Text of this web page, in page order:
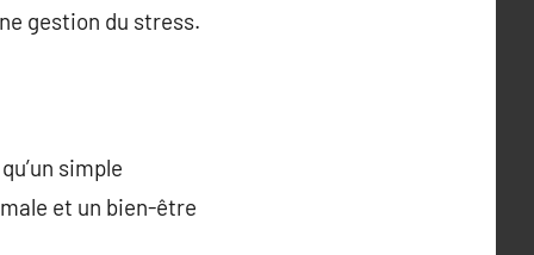
gestion du stress.
simple
et un bien-être